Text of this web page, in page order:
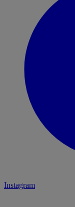
Instagram